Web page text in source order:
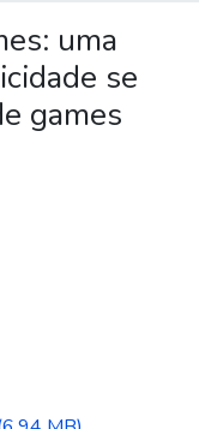
uma
se
games